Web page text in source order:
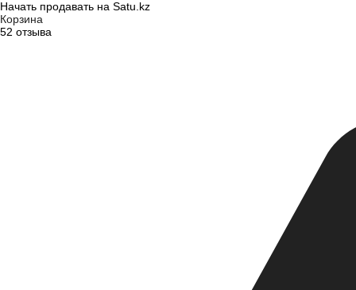
Начать продавать на Satu.kz
Корзина
52 отзыва